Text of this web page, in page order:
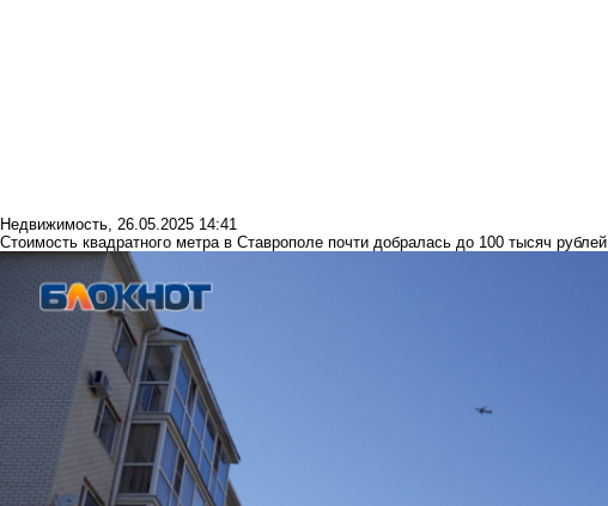
Недвижимость, 26.05.2025 14:41
Стоимость квадратного метра в Ставрополе почти добралась до 100 тысяч рублей